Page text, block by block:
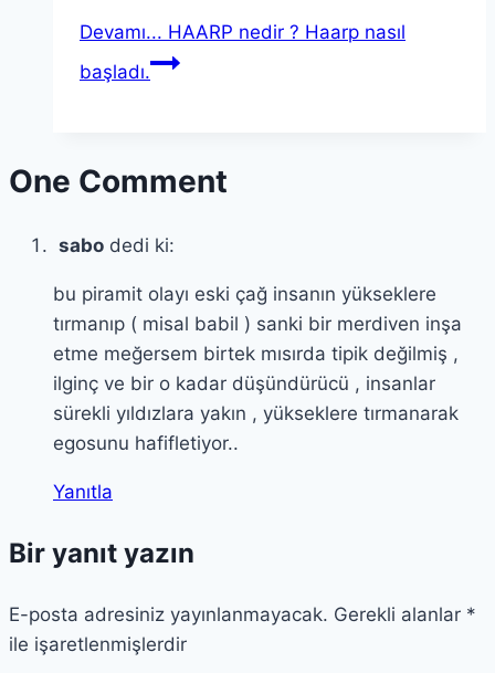
Devamı... HAARP nedir ? Haarp nasıl
başladı.
One Comment
sabo dedi ki:
bu piramit olayı eski çağ insanın yükseklere
tırmanıp ( misal babil ) sanki bir merdiven inşa
etme meğersem birtek mısırda tipik değilmiş ,
ilginç ve bir o kadar düşündürücü , insanlar
sürekli yıldızlara yakın , yükseklere tırmanarak
egosunu hafifletiyor..
Yanıtla
Bir yanıt yazın
E-posta adresiniz yayınlanmayacak. Gerekli alanlar *
ile işaretlenmişlerdir